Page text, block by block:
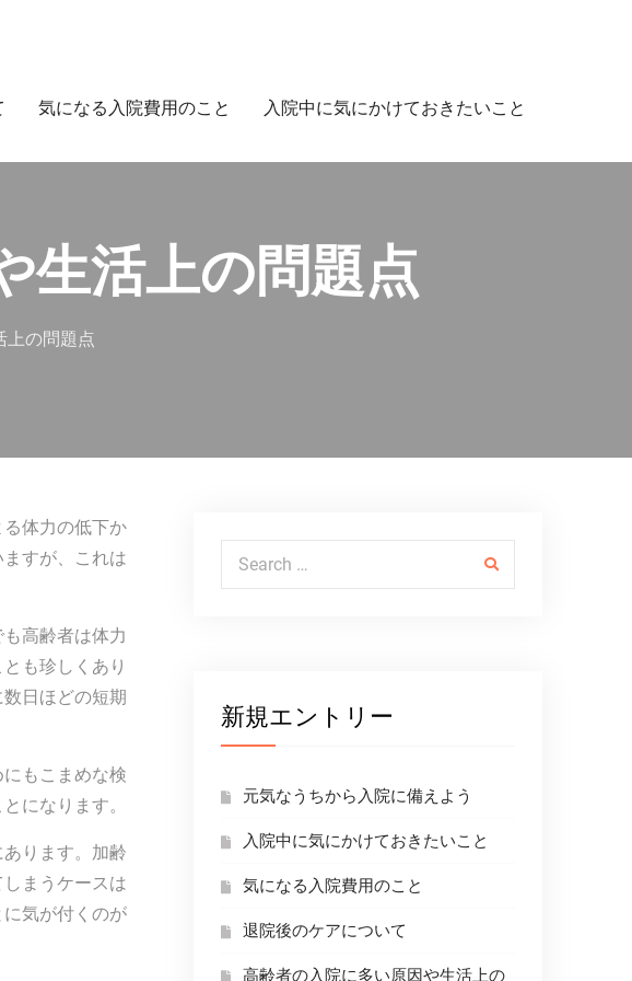
気になる入院費用のこと 入院中に気にかけておきたいこと
生活上の問題点
上の問題点
体力の低下か
すが、これは
高齢者は体力
も珍しくあり
日ほどの短期
もこまめな検
になります。
ります。加齢
まうケースは
気が付くのが
Search for:
新規エントリー
元気なうちから入院に備えよう
入院中に気にかけておきたいこと
気になる入院費用のこと
退院後のケアについて
高齢者の入院に多い原因や生活上の